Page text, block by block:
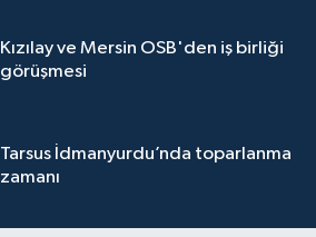
Kızılay ve Mersin OSB'den iş birliği
görüşmesi
Tarsus İdmanyurdu’nda toparlanma
zamanı